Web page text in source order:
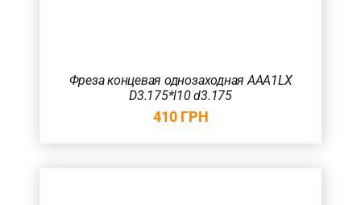
Фреза концевая однозаходная AAA1LX
D3.175*l10 d3.175
410 ГРН